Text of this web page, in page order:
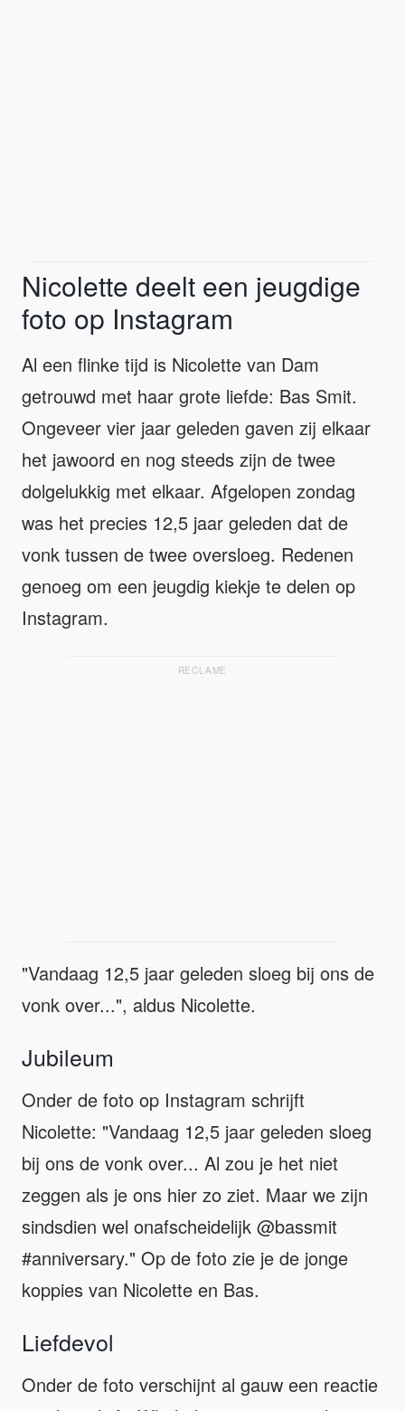
Nicolette deelt een jeugdige
foto op Instagram
Al een flinke tijd is Nicolette van Dam
getrouwd met haar grote liefde: Bas Smit.
Ongeveer vier jaar geleden gaven zij elkaar
het jawoord en nog steeds zijn de twee
dolgelukkig met elkaar. Afgelopen zondag
was het precies 12,5 jaar geleden dat de
vonk tussen de twee oversloeg. Redenen
genoeg om een jeugdig kiekje te delen op
Instagram.
RECLAME
"Vandaag 12,5 jaar geleden sloeg bij ons de
vonk over...", aldus Nicolette.
Jubileum
Onder de foto op Instagram schrijft
Nicolette: "Vandaag 12,5 jaar geleden sloeg
bij ons de vonk over... Al zou je het niet
zeggen als je ons hier zo ziet. Maar we zijn
sindsdien wel onafscheidelijk @bassmit
#anniversary." Op de foto zie je de jonge
koppies van Nicolette en Bas.
Liefdevol
Onder de foto verschijnt al gauw een reactie